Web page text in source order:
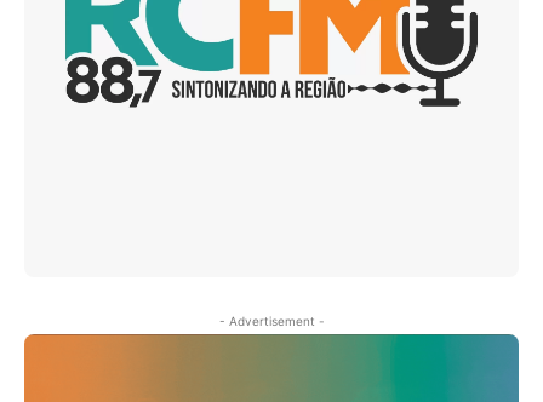
- Advertisement -